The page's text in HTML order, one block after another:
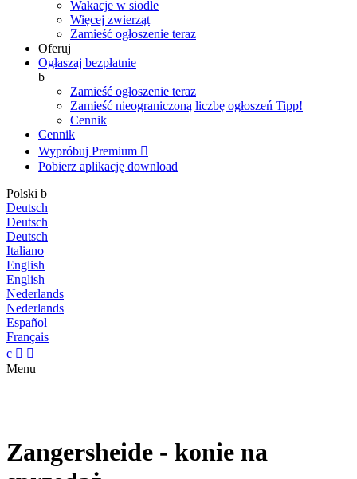
Wakacje w siodle
Więcej zwierząt
Zamieść ogłoszenie teraz
Oferuj
Ogłaszaj bezpłatnie
b
Zamieść ogłoszenie teraz
Zamieść nieograniczoną liczbę ogłoszeń Tipp!
Cennik
Cennik
Wypróbuj Premium 
Pobierz aplikację download
Polski b
Deutsch
Deutsch
Deutsch
Italiano
English
English
Nederlands
Nederlands
Español
Français
c  
Menu
Zangersheide - konie na